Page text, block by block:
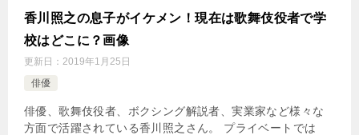
香川照之の息子がイケメン！現在は歌舞伎役者で学
校はどこに？画像
更新日： 2019年1月25日
俳優
俳優、歌舞伎役者、ボクシング解説者、実業家など様々な
方面で活躍されている香川照之さん。 プライベートでは